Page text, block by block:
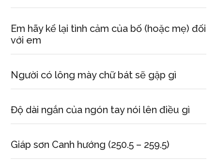
Em hãy kể lại tình cảm của bố (hoặc mẹ) đối
với em
Người có lông mày chữ bát sẽ gặp gì
Độ dài ngắn của ngón tay nói lên điều gì
Giáp sơn Canh hướng (250.5 – 259.5)